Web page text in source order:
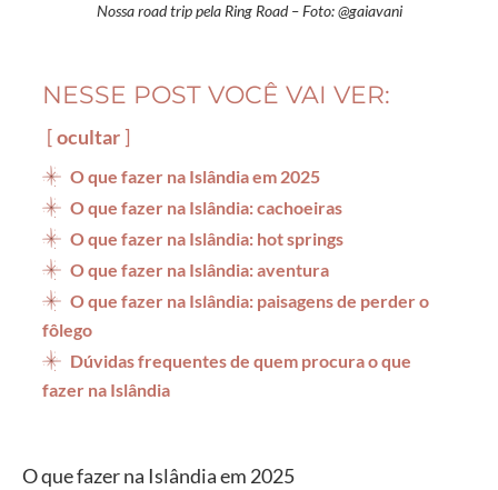
Nossa road trip pela Ring Road – Foto: @gaiavani
NESSE POST VOCÊ VAI VER:
ocultar
O que fazer na Islândia em 2025
O que fazer na Islândia: cachoeiras
O que fazer na Islândia: hot springs
O que fazer na Islândia: aventura
O que fazer na Islândia: paisagens de perder o
fôlego
Dúvidas frequentes de quem procura o que
fazer na Islândia
O que fazer na Islândia em 2025